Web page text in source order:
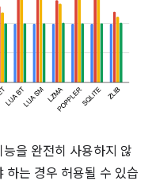
을 완전히 사용하지 않
하는 경우 허용될 수 있습